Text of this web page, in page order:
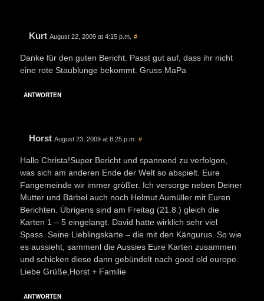
Kurt August 22, 2009 at 4:15 p.m. #
Danke für den guten Bericht. Passt gut auf, dass ihr nicht
eine rote Staublunge bekommt. Gruss MaPa
ANTWORTEN
Horst August 23, 2009 at 8:25 p.m. #
Hallo Christa!Super Bericht und spannend zu verfolgen,
was sich am anderen Ende der Welt so abspielt. Eure
Fangemeinde wir immer größer. Ich versorge neben Deiner
Mutter und Bärbel auch noch Helmut Aumüller mit Euren
Berichten. Übrigens sind am Freitag (21.8.) gleich die
Karten 1 – 5 eingelangt. David hatte wirklich sehr viel
Spass. Seine Lieblingskarte – die mit den Kängurus. So wie
es aussieht, sammenl die Aussies Eure Karten zusammen
und schicken diese dann gebündelt nach good old europe.
Liebe Grüße,Horst + Familie
ANTWORTEN